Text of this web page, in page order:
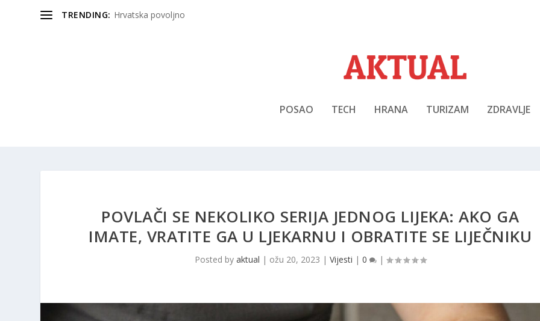
TRENDING: Hrvatska povoljno
POSAO TECH HRANA TURIZAM ZDRAVLJE
POVLAČI SE NEKOLIKO SERIJA JEDNOG LIJEKA: AKO GA
IMATE, VRATITE GA U LJEKARNU I OBRATITE SE LIJEČNIKU
Posted by aktual | ožu 20, 2023 | Vijesti | 0 |